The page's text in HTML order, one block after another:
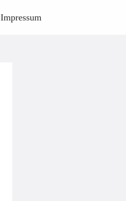
Impressum